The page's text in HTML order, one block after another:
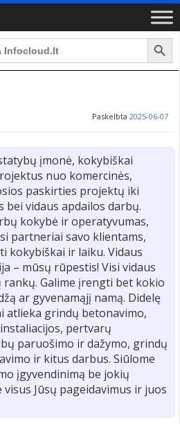
Search Button
Paskelbta 2025-06-07
įmonė, kokybiškai
nuo komercinės,
paskirties projektų iki
vidaus apdailos darbų.
kokybė ir operatyvumas,
partneriai savo klientams,
kokybiškai ir laiku. Vidaus
– mūsų rūpestis! Visi vidaus
Galime įrengti bet kokio
ar gyvenamąjį namą. Didelę
atlieka grindų betonavimo,
pertvarų
paruošimo ir dažymo, grindų
ir kitus darbus. Siūlome
įgyvendinimą be jokių
Jūsų pageidavimus ir juos